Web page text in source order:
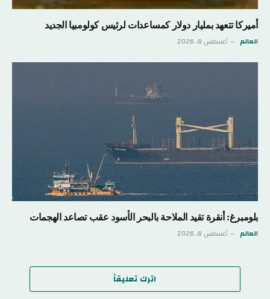
أميركا تتعهد بمليار دولار كمساعدات لرئيس كولومبيا الجديد
العالم أغسطس 8, 2026
بلومبرغ: أنقرة تقيد الملاحة بالبحر الأسود عقب تصاعد الهجمات
العالم أغسطس 8, 2026
اترك تعليقاً